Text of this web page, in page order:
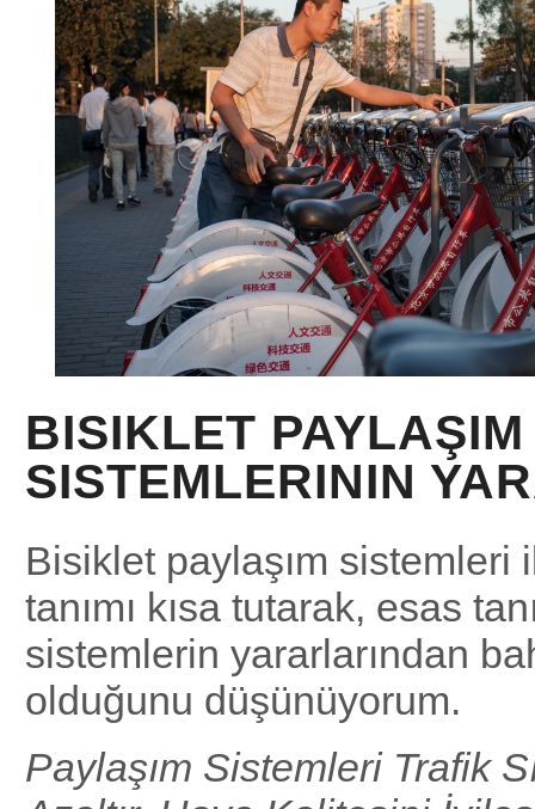
BISIKLET PAYLAŞIM
SISTEMLERININ
Bisiklet paylaşım sistemleri
tanımı kısa tutarak, esas
sistemlerin yararlarından
olduğunu düşünüyorum.
Paylaşım Sistemleri Trafik